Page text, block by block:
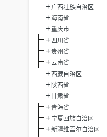
广西壮族自治区
海南省
重庆市
四川省
贵州省
云南省
西藏自治区
陕西省
甘肃省
青海省
宁夏回族自治区
新疆维吾尔自治区